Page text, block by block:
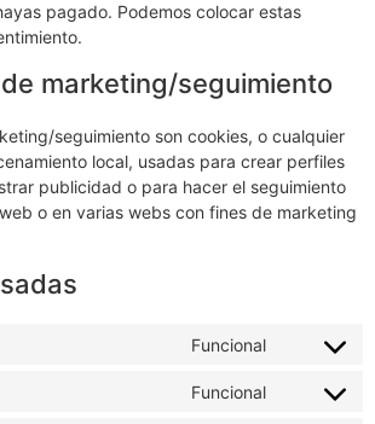
pagado. Podemos colocar estas
marketing/seguimiento
seguimiento son cookies, o cualquier
local, usadas para crear perfiles
publicidad o para hacer el seguimiento
o en varias webs con fines de marketing
Funcional
Funcional